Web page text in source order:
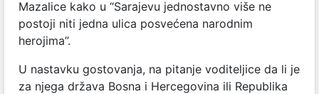
Mazalice kako u “Sarajevu jednostavno više ne
postoji niti jedna ulica posvećena narodnim
herojima”.
U nastavku gostovanja, na pitanje voditeljice da li je
za njega država Bosna i Hercegovina ili Republika